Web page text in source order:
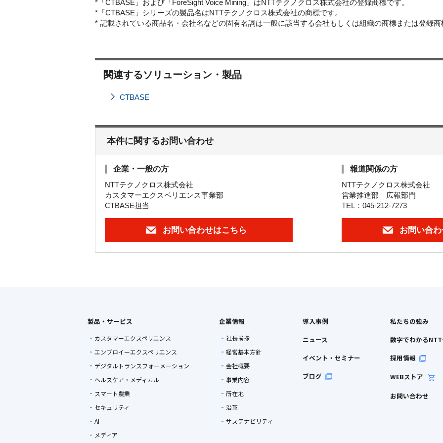
*「CTBASE」および「ForeSight Voice Mining」はNTTテクノクロス株式会社の登録商標です。
*「CTBASE」シリーズの製品名はNTTテクノクロス株式会社の商標です。
* 記載されている商品名・会社名などの固有名詞は一般に該当する会社もしくは組織の商標または登録商
関連するソリューション・製品
CTBASE
本件に関するお問い合わせ
企業・一般の方
NTTテクノクロス株式会社
カスタマーエクスペリエンス事業部
CTBASE担当
お問い合わせはこちら
報道関係の方
NTTテクノクロス株式会社
営業推進部 広報部門
TEL：045-212-7273
お問い合
製品・サービス
カスタマーエクスペリエンス
エンプロイーエクスペリエンス
デジタルトランスフォーメーション
ヘルスケア・メディカル
スマート農業
セキュリティ
AI
メディア
企業情報
社長挨拶
経営基本方針
会社概要
事業内容
所在地
沿革
サステナビリティ
導入事例
ニュース
イベント・セミナー
ブログ
私たちの強み
数字でわかる
採用情報
WEBストア
お問い合わせ